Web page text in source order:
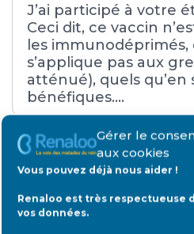
Gérer le
aux cookies
Vous pouvez déjà nous aider !
Renaloo est très respectueuse
vos données.
J’ai participé à votre
Ceci dit, ce vaccin
les immunodéprimés,
s’applique pas aux
atténué), quels qu’en
bénéfiques….
5 février 2024 à 17 h 33 min
Clotilde Genon
Message(s)13